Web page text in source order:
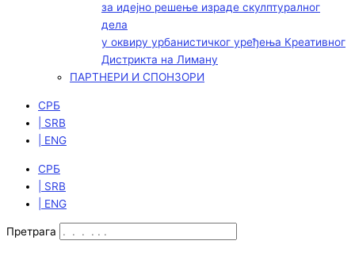
за идејно решење израде скулптуралног
дела
у оквиру урбанистичког уређења Креативног
Дистрикта на Лиману
ПАРТНЕРИ И СПОНЗОРИ
СРБ
| SRB
| ENG
СРБ
| SRB
| ENG
Претрага